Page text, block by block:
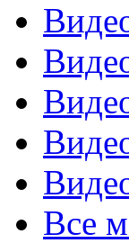
Все